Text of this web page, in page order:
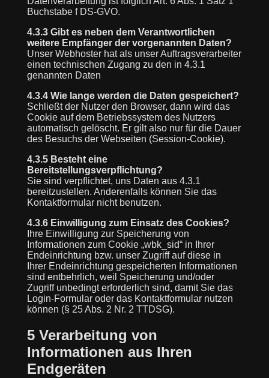
Buchstabe f DS-GVO.
4.3.3 Gibt es neben dem Verantwortlichen
weitere Empfänger der vorgenannten Daten?
Unser Webhoster hat als unser Auftragsverarbeiter
einen technischen Zugang zu den in 4.3.1
genannten Daten
4.3.4 Wie lange werden die Daten gespeichert?
Schließt der Nutzer den Browser, dann wird das
Cookie auf dem Betriebssystem des Nutzers
automatisch gelöscht. Er gilt also nur für die Dauer
des Besuchs der Webseiten (Session-Cookie).
4.3.5 Besteht eine
Bereitstellungsverpflichtung?
Sie sind verpflichtet, uns Daten aus 4.3.1
bereitzustellen. Anderenfalls können Sie das
Kontaktformular nicht benutzen.
4.3.6 Einwilligung zum Einsatz des Cookies?
Ihre Einwilligung zur Speicherung von
Informationen zum Cookie „wbk_sid“ in Ihrer
Endeinrichtung bzw. unser Zugriff auf diese in
Ihrer Endeinrichtung gespeicherten Informationen
sind entbehrlich, weil Speicherung und/oder
Zugriff unbedingt erforderlich sind, damit Sie das
Login-Formular oder das Kontaktformular nutzen
können (§ 25 Abs. 2 Nr. 2 TTDSG).
5 Verarbeitung von
Informationen aus Ihren
Endgeräten